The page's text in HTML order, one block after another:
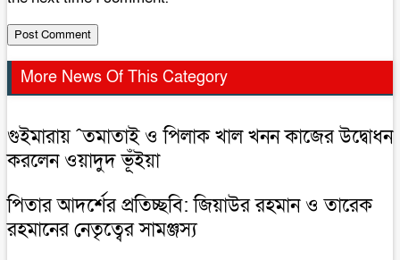
More News Of This Category
গুইমারায় ˆতমাতাই ও পিলাক খাল খনন কাজের উদ্বোধন
করলেন ওয়াদুদ ভূঁইয়া
পিতার আদর্শের প্রতিচ্ছবি: জিয়াউর রহমান ও তারেক
রহমানের নেতৃত্বের সামঞ্জস্য